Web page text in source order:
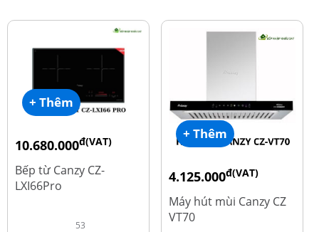
+ Thêm
10.680.000đ(VAT)
Bếp từ Canzy CZ-
LXI66Pro
53
+ Thêm
4.125.000đ(VAT)
8.500.000
Máy hút mùi Canzy CZ
VT70